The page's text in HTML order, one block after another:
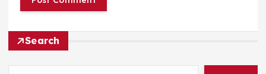
Search